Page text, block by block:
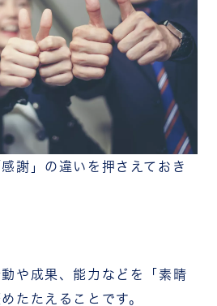
言葉遣いを心がける
て伝える
称賛の仕方
褒める
め言葉
加える
現でプレッシャーを与える
な称賛
ッセージの例文
称賛メッセージ
賛メッセージ
称えるとき
・提案を称えるとき
を称えるとき
謝」の違いを押さえておき
や成果、能力などを「素晴
たたえることです。